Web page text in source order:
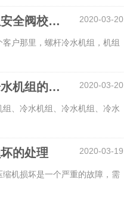
冷水机组检修，螺杆机组安全阀校验，如何拆除安全阀？ 2020-03-20
户那里，螺杆冷水机组，机组
【冷水机组】六种常用冷水机组的优缺点 2020-03-20
、冷水机组、冷水机组、冷水
的处理 2020-03-19
机损坏是一个严重的故障，需